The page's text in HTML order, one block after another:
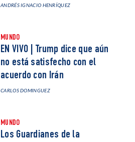
ANDRÉS IGNACIO HENRÍQUEZ
MUNDO
EN VIVO | Trump dice que aún
no está satisfecho con el
acuerdo con Irán
CARLOS DOMINGUEZ
MUNDO
Los Guardianes de la